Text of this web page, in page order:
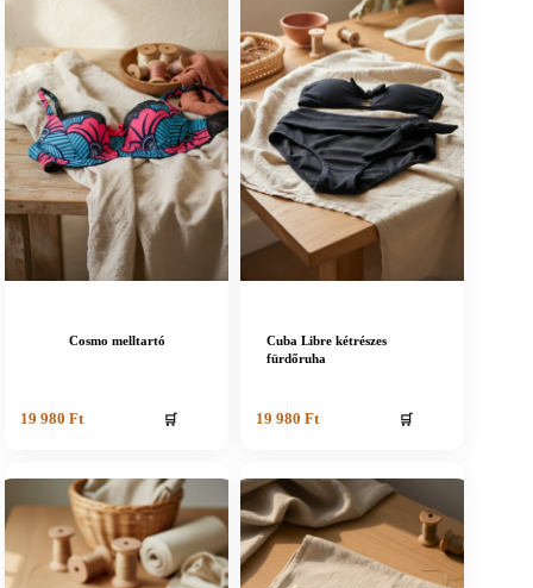
Cosmo melltartó
19 980 Ft 🛒
Cuba Libre kétrészes
fürdőruha
19 980 Ft 🛒